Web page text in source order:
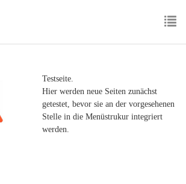
Testseite.
Hier werden neue Seiten zunächst
getestet, bevor sie an der vorgesehenen
Stelle in die Menüstrukur integriert
werden.